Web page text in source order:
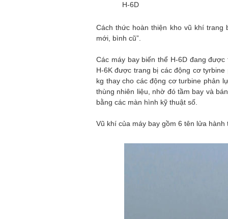
H-6D
Cách thức hoàn thiện kho vũ khí
mới, bình cũ”.
Các máy bay biến thể H-6D đang
Н-6K được trang bị các động cơ
kg thay cho các động cơ turbine phản
thùng nhiên liệu, nhờ đó tầm bay và
bằng các màn hình kỹ thuật số.
Vũ khí của máy bay gồm 6 tên lửa